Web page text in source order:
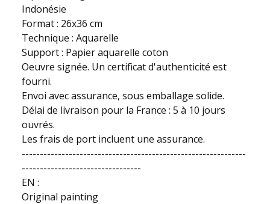
Indonésie
Format : 26x36 cm
Technique : Aquarelle
Support : Papier aquarelle coton
Oeuvre signée. Un certificat d'authenticité est
fourni.
Envoi avec assurance, sous emballage solide.
Délai de livraison pour la France : 5 à 10 jours
ouvrés.
Les frais de port incluent une assurance.
--------------------------------------------------------------
---------------------------------
EN :
Original painting